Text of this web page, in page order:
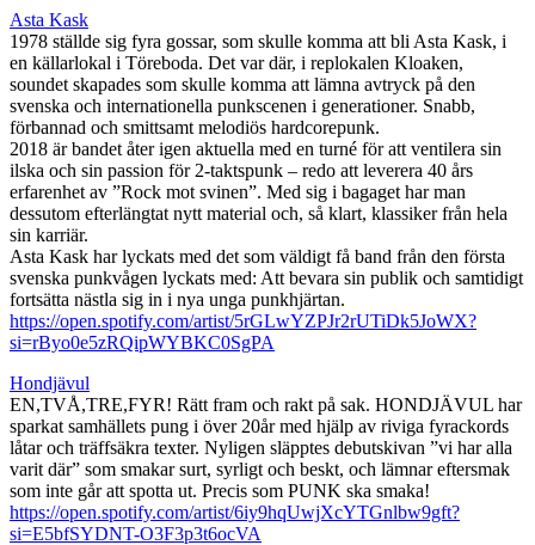
Asta Kask
1978 ställde sig fyra gossar, som skulle komma att bli Asta Kask, i
en källarlokal i Töreboda. Det var där, i replokalen Kloaken,
soundet skapades som skulle komma att lämna avtryck på den
svenska och internationella punkscenen i generationer. Snabb,
förbannad och smittsamt melodiös hardcorepunk.
2018 är bandet åter igen aktuella med en turné för att ventilera sin
ilska och sin passion för 2-taktspunk – redo att leverera 40 års
erfarenhet av ”Rock mot svinen”. Med sig i bagaget har man
dessutom efterlängtat nytt material och, så klart, klassiker från hela
sin karriär.
Asta Kask har lyckats med det som väldigt få band från den första
svenska punkvågen lyckats med: Att bevara sin publik och samtidigt
fortsätta nästla sig in i nya unga punkhjärtan.
https://open.spotify.com/artist/5rGLwYZPJr2rUTiDk5JoWX?
si=rByo0e5zRQipWYBKC0SgPA
Hondjävul
EN,TVÅ,TRE,FYR! Rätt fram och rakt på sak. HONDJÄVUL har
sparkat samhällets pung i över 20år med hjälp av riviga fyrackords
låtar och träffsäkra texter. Nyligen släpptes debutskivan ”vi har alla
varit där” som smakar surt, syrligt och beskt, och lämnar eftersmak
som inte går att spotta ut. Precis som PUNK ska smaka!
https://open.spotify.com/artist/6iy9hqUwjXcYTGnlbw9gft?
si=E5bfSYDNT-O3F3p3t6ocVA